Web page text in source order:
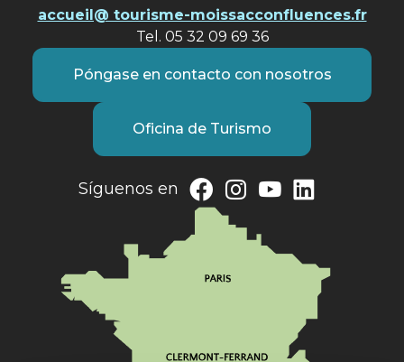
accueil@ tourisme-moissacconfluences.fr
Tel. 05 32 09 69 36
Póngase en contacto con nosotros
Oficina de Turismo
Síguenos en